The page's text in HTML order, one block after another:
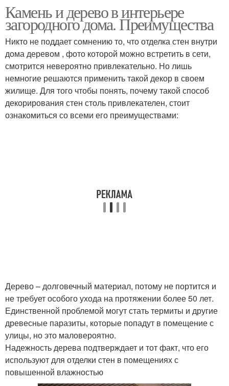
Камень и дерево в интерьере
загородного дома. Преимущества
Никто не поддает сомнению то, что отделка стен внутри
дома деревом , фото которой можно встретить в сети,
смотрится невероятно привлекательно. Но лишь
немногие решаются применить такой декор в своем
жилище. Для того чтобы понять, почему такой способ
декорирования стен столь привлекателен, стоит
ознакомиться со всеми его преимуществами:
Дерево – долговечный материал, потому не портится и
не требует особого ухода на протяжении более 50 лет.
Единственной проблемой могут стать термиты и другие
древесные паразиты, которые попадут в помещение с
улицы, но это маловероятно.
Надежность дерева подтверждает и тот факт, что его
используют для отделки стен в помещениях с
повышенной влажностью